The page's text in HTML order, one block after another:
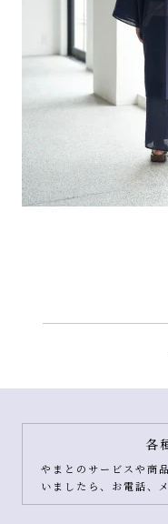
各
やまとのサービスや商
いましたら、お電話、